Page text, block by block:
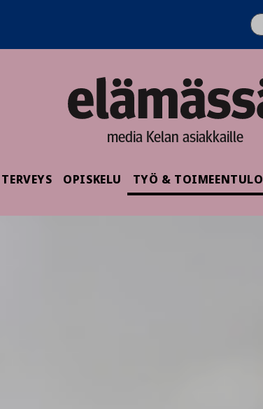
media Kelan asiakkaille
TERVEYS OPISKELU TYÖ & TOIMEENTULO